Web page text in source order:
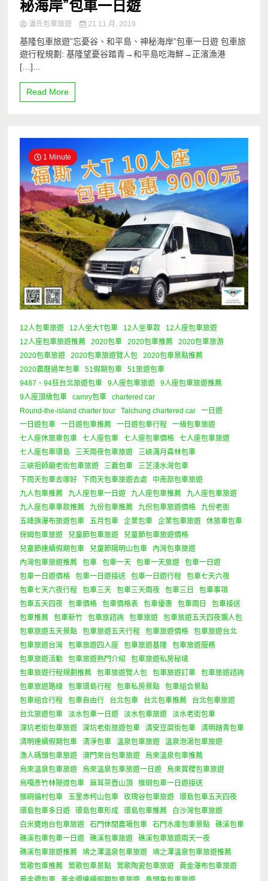
潘氏包車旅遊 21 11 月, 2019
基隆包車旅遊”忘憂谷、和平島、神秘海岸”包車一日遊 包車旅
遊行程規劃: 基隆望憂谷踏青→和平島吃海鮮→正濱漁港
[…]...
Read More
1 Minute
12人包車旅遊 12人坐大T包車 12人坐車款
12人座包車旅遊
12人座包車旅遊推薦
2020包車 2020包車推薦
2020包車旅游
2020包車旅遊
2020包車旅遊覽人包
2020包車景點推薦
2020農曆過年包車
51假期包車
51旅遊包車
9487、94狂台北旅遊包車
9人座包車旅遊
9人座包車旅遊推薦
9人座頂級包車
camry包車
chartered car
Round-the-island charter tour
Taichung chartered car
一日遊
一日遊包車
一日遊包車推薦 一日遊包車行程
一級包車旅遊
七人座休旅車包車
七人座包車 七人座包車價格
七人座包車旅遊
七人座包車環島
三天兩夜包車旅遊
三峽滿月森林包車
三峽祖師廟老街包車旅遊
三義包車
三芝淺水灣包車
下雨天包車去哪好
下雨天包車旅遊去處
中南部包車旅遊
九人包車推薦
九人座包車一日遊 九人座包車推薦
九人座包車旅遊
九人座包車車款推薦
九份包車推薦 九份包車旅遊價格
九份老街
五峰旗瀑布旅遊包車
五月包車 企業包車 企業包車旅遊
休旅車包車
保姆包車旅遊
兒童節包車旅遊
兒童節包車旅遊價格
兒童節連續假期包車
兒童節陽明山包車
內灣包車旅遊
內灣包車旅遊推薦
包車 包車一天 包車一天旅遊
包車一日遊
包車一日遊價格
包車一日遊接送 包車一日遊行程
包車七天六夜
包車七天六夜行程
包車三天 包車三天兩夜 包車三日
包車事項
包車五天四夜
包車價格 包車價格表 包車優惠 包車兩日
包車接送
包車推薦
包車新竹 包車旅諮詢 包車旅遊
包車旅遊五天四夜懶人包
包車旅遊五天景點
包車旅遊五天行程 包車旅遊價格
包車旅遊台北
包車旅遊台灣
包車旅遊四人座 包車旅遊基隆
包車旅遊服務
包車旅遊活動
包車旅遊熱門介紹
包車旅遊私房秘境
包車旅遊行程規劃推薦
包車旅遊覽人包 包車旅遊訂車
包車旅遊諮詢
包車旅遊路線
包車環島行程 包車私房景點
包車組合景點
包車組合行程
包車自由行 台北包車 台北包車推薦
台北包車旅遊
台北旅遊包車
淡水包車一日遊 淡水包車旅遊
淡水老街包車
深坑老街包車旅遊
深坑老街旅遊包車 清安豆腐街包車
清明踏青包車
清明連續假期包車
清淨包車 溫泉包車旅遊
溫泉泡湯包車旅遊
漁人碼頭包車旅遊
澳門來台包車旅遊
烏來溫泉包車推薦
烏來溫泉包車旅遊
烏來溫泉包車旅遊一日遊
烏來賞櫻包車旅遊
烏嘎彥竹林隧道包車
無耳茶壺山頂
猴硐包車一日遊接送
猴硐貓村包車
玉里赤柯山包車 玫瑰谷包車旅遊
環島包車五天四夜
環島包車多日遊
環島包車形成 環島包車推薦
白沙灣包車旅遊
白米甕炮台包車旅遊
石門休閒農場包車 石門水庫包車景點
礁溪包車
礁溪包車包車一日遊
礁溪包車旅遊
礁溪包車旅遊兩天一夜
礁溪包車旅遊推薦
鳩之澤溫泉包車旅遊
鳩之澤溫泉包車旅遊推薦
鶯歌包車推薦
鶯歌包車景點 鶯歌陶瓷包車旅遊
黃金瀑布包車旅遊